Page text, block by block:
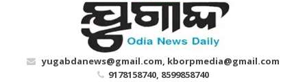
yugabdanews@gmail.com, kborpmedia@gmail.com
9178158740, 8599858740